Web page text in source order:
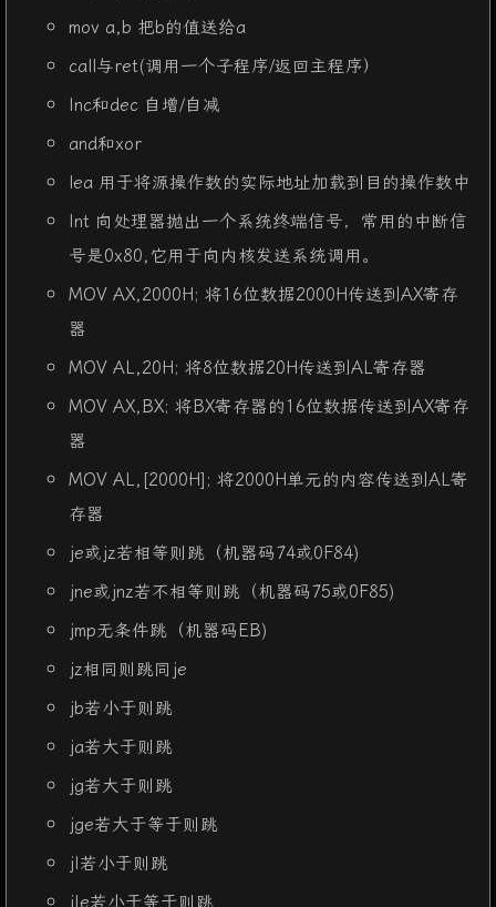
mov a,b 把b的值送给a
call与ret(调用一个子程序/返回主程序）
Inc和dec 自增/自减
and和xor
lea 用于将源操作数的实际地址加载到目的操作数中
Int 向处理器抛出一个系统终端信号，常用的中断信
号是0x80,它用于向内核发送系统调用。
MOV AX,2000H; 将16位数据2000H传送到AX寄存
器
MOV AL,20H; 将8位数据20H传送到AL寄存器
MOV AX,BX; 将BX寄存器的16位数据传送到AX寄存
器
MOV AL,[2000H]; 将2000H单元的内容传送到AL寄
存器
je或jz若相等则跳（机器码74或0F84)
jne或jnz若不相等则跳（机器码75或0F85)
jmp无条件跳（机器码EB)
jz相同则跳同je
jb若小于则跳
ja若大于则跳
jg若大于则跳
jge若大于等于则跳
jI若小于则跳
jIe若小于等于则跳